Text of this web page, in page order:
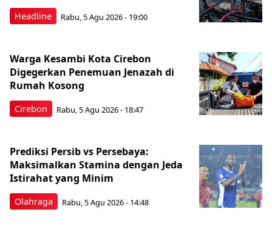
Headline Rabu, 5 Agu 2026 - 19:00
Cirebon
Warga Kesambi Kota Cirebon
Digegerkan Penemuan Jenazah di
Rumah Kosong
Rabu, 5 Agu 2026 - 18:47
Olahraga
Prediksi Persib vs Persebaya:
Maksimalkan Stamina dengan Jeda
Istirahat yang Minim
Rabu, 5 Agu 2026 - 14:48